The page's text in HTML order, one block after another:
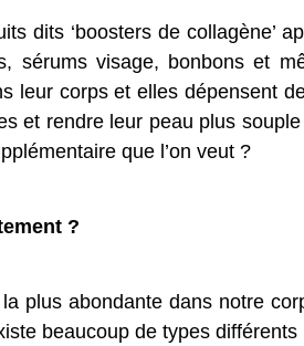
dits ‘boosters de collagène’
sérums visage, bonbons et
leur corps et elles dépensent
et rendre leur peau plus
que l’on veut ?
?
plus abondante dans notre
beaucoup de types